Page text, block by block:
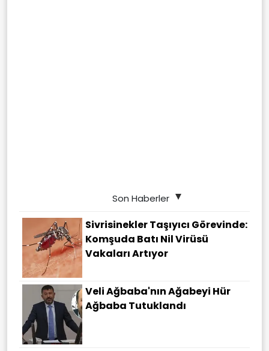
Son Haberler
Sivrisinekler Taşıyıcı Görevinde:
Komşuda Batı Nil Virüsü
Vakaları Artıyor
Veli Ağbaba'nın Ağabeyi Hür
Ağbaba Tutuklandı